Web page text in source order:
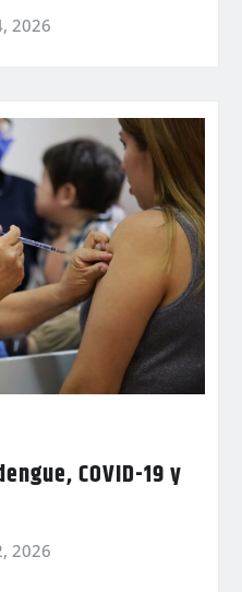
2026
COVID-19 y
2026